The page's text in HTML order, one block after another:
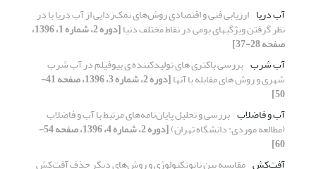
آب دریا ارزیابی فنی و اقتصادی روش‌های نمک‌زدایی از آب دریا با در
نظر گرفتن ویژگیهای بومی در نقاط مختلف دنیا [دوره 2، شماره 1، 1396،
صفحه 28-37]
آب شرب بررسی باکتری های تولیدکننده ی بیوفیلم در آب شرب
شهری و روش های مقابله با آنها [دوره 2، شماره 3، 1396، صفحه 41-
50]
آب و فاضلاب بررسی و تحلیل پایان‌نامه‌های مرتبط با آب و فاضلاب
(مطالعه موردی: دانشگاه تهران) [دوره 2، شماره 4، 1396، صفحه 54-
60]
آفت‌کش مقایسه بین نانوتکنولوژی و روش‌های دیگر حذف آفت‌کش